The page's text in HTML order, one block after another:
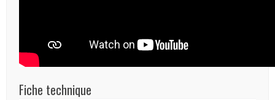
Fiche technique